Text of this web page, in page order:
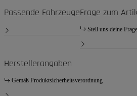
Passende FahrzeugeFrage zum
Stell uns deine Frage
Herstellerangaben
Gemäß Produktsicherheitsverordnung